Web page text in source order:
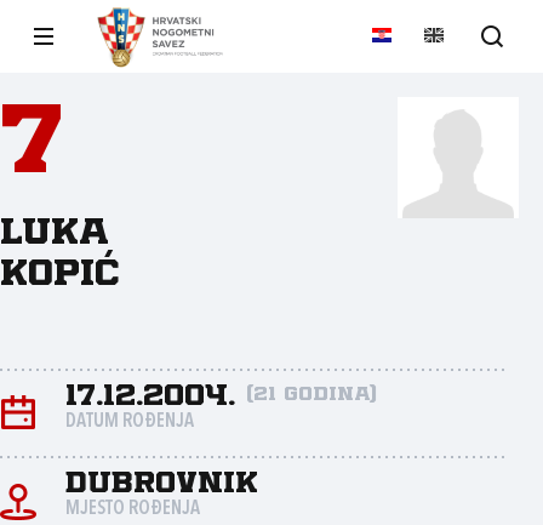
7
Luka
Kopić
17.12.2004. (21 godina)
DATUM ROĐENJA
Dubrovnik
MJESTO ROĐENJA